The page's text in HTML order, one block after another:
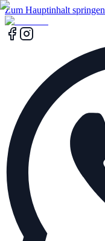
Zum Hauptinhalt springen